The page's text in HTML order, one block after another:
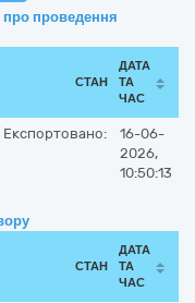
проведення
СТАН
ДАТА
ТА
ЧАС
Експортовано:
16-06-
2026,
10:50:13
СТАН
ДАТА
ТА
ЧАС